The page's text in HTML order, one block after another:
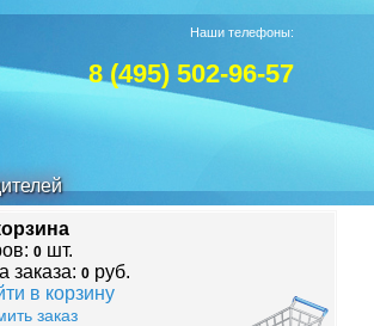
Наши телефоны:
8 (495) 502-96-57
0 шт.
заказа: 0 руб.
в корзину
заказ